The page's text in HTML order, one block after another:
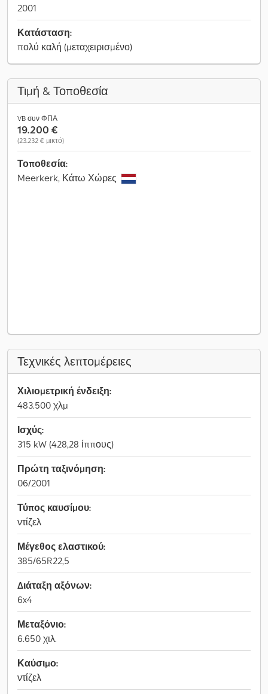
2001
Κατάσταση:
πολύ καλή (μεταχειρισμένο)
Τιμή & Τοποθεσία
VB συν ΦΠΑ
19.200 €
(23.232 € μικτό)
Τοποθεσία:
Meerkerk, Κάτω Χώρες
Τεχνικές λεπτομέρειες
Χιλιομετρική ένδειξη:
483.500 χλμ
Ισχύς:
315 kW (428,28 ίππους)
Πρώτη ταξινόμηση:
06/2001
Τύπος καυσίμου:
ντίζελ
Μέγεθος ελαστικού:
385/65R22,5
Διάταξη αξόνων:
6x4
Μεταξόνιο:
6.650 χιλ.
Καύσιμο:
ντίζελ